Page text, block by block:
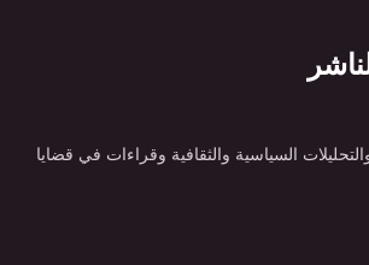
السياسية والثقافية وقراءات في قضايا